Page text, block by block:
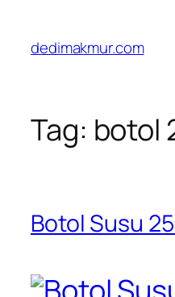
content
dedimakmur.com
Tag: botol
Botol Susu